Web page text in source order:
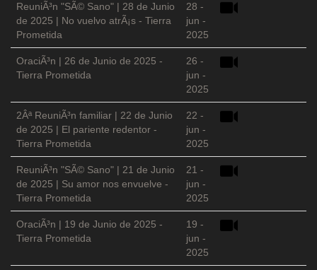
ReuniÃ³n "SÃ© Sano" | 28 de Junio
de 2025 | No vuelvo atrÃ¡s - Tierra
Prometida
28 -
jun -
2025
OraciÃ³n | 26 de Junio de 2025 -
Tierra Prometida
26 -
jun -
2025
2Âª ReuniÃ³n familiar | 22 de Junio
de 2025 | El pariente redentor -
Tierra Prometida
22 -
jun -
2025
ReuniÃ³n "SÃ© Sano" | 21 de Junio
de 2025 | Su amor nos envuelve -
Tierra Prometida
21 -
jun -
2025
OraciÃ³n | 19 de Junio de 2025 -
Tierra Prometida
19 -
jun -
2025